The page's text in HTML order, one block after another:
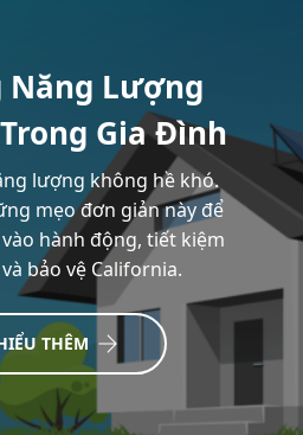
Năng Lượng
Gia Đình
lượng không hề khó.
mẹo đơn giản này để
hành động, tiết kiệm
bảo vệ California.
THÊM